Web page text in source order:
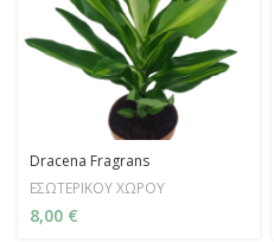
Dracena Fragrans
ΕΣΩΤΕΡΙΚΟΥ ΧΩΡΟΥ
8,00 €